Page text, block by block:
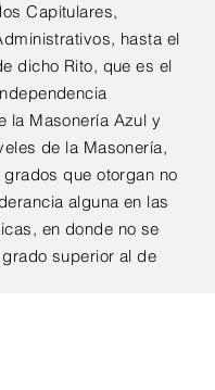
Capitulares,
hasta el
dicho Rito, que es el
la Masonería Azul y
de la Masonería,
que otorgan no
alguna en las
en donde no se
superior al de